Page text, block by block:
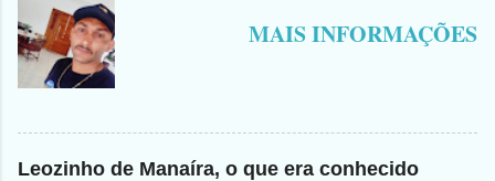
MAIS INFORMAÇÕES
Leozinho de Manaíra, o que era conhecido